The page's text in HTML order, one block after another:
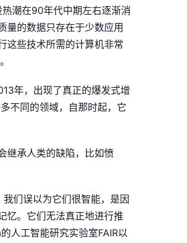
潮在90年代中期左右逐渐消
量的数据只存在于少数应用
这些技术所需的计算机非常
年，出现了真正的爆发式增
不同的领域，自那时起，它
继承人类的缺陷，比如愤
们误以为它们很智能，是因
忆。它们无法真正地进行推
人工智能研究实验室FAIR以